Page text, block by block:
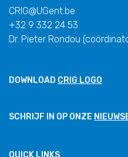
CRIG@UGent.be
+32 9 332 24 53
Dr. Pieter Rondou
DOWNLOAD CRIG LOGO
SCHRIJF IN OP ONZE
QUICK LINKS